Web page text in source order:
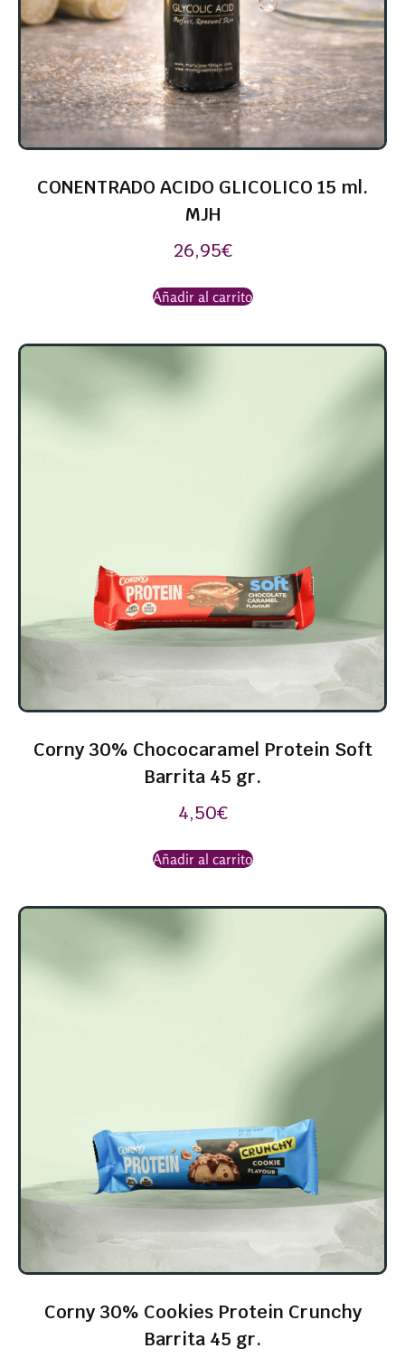
CONENTRADO ACIDO GLICOLICO 15 ml.
MJH
26,95€
Añadir al carrito
Corny 30% Chococaramel Protein Soft
Barrita 45 gr.
4,50€
Añadir al carrito
Corny 30% Cookies Protein Crunchy
Barrita 45 gr.